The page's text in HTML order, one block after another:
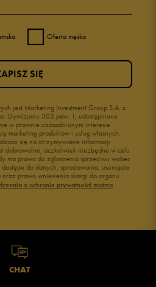
Oferta męska
jest Marketing Investment Group S.A. z
Dywizjonu 303 paw. 1, udostępnione
w prawnie uzasadnionym interesie
marketing produktów i usług własnych.
się na otrzymywanie informacji
dobrowolne, aczkolwiek niezbędne w celu
ma prawo do zgłoszenia sprzeciwu wobec
do danych, sprostowania, usunięcia
prawo wniesienia skargi do organu
o ochronie prywatności można
SIĘ
CHAT